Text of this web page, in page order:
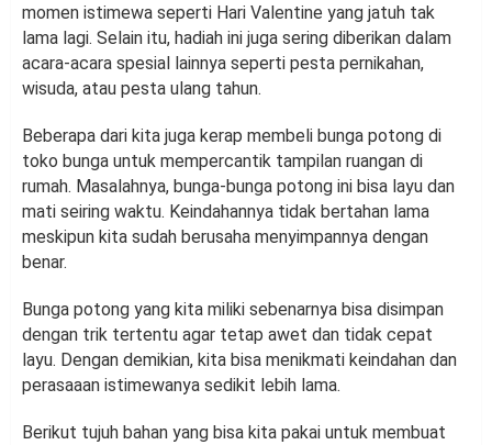
momen istimewa seperti Hari Valentine yang jatuh tak
lama lagi. Selain itu, hadiah ini juga sering diberikan dalam
acara-acara spesial lainnya seperti pesta pernikahan,
wisuda, atau pesta ulang tahun.
Beberapa dari kita juga kerap membeli bunga potong di
toko bunga untuk mempercantik tampilan ruangan di
rumah. Masalahnya, bunga-bunga potong ini bisa layu dan
mati seiring waktu. Keindahannya tidak bertahan lama
meskipun kita sudah berusaha menyimpannya dengan
benar.
Bunga potong yang kita miliki sebenarnya bisa disimpan
dengan trik tertentu agar tetap awet dan tidak cepat
layu. Dengan demikian, kita bisa menikmati keindahan dan
perasaaan istimewanya sedikit lebih lama.
Berikut tujuh bahan yang bisa kita pakai untuk membuat